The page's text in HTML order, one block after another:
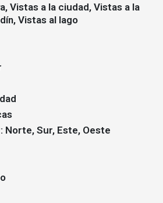
Vistas a la ciudad, Vistas a la
Vistas al lago
Norte, Sur, Este, Oeste